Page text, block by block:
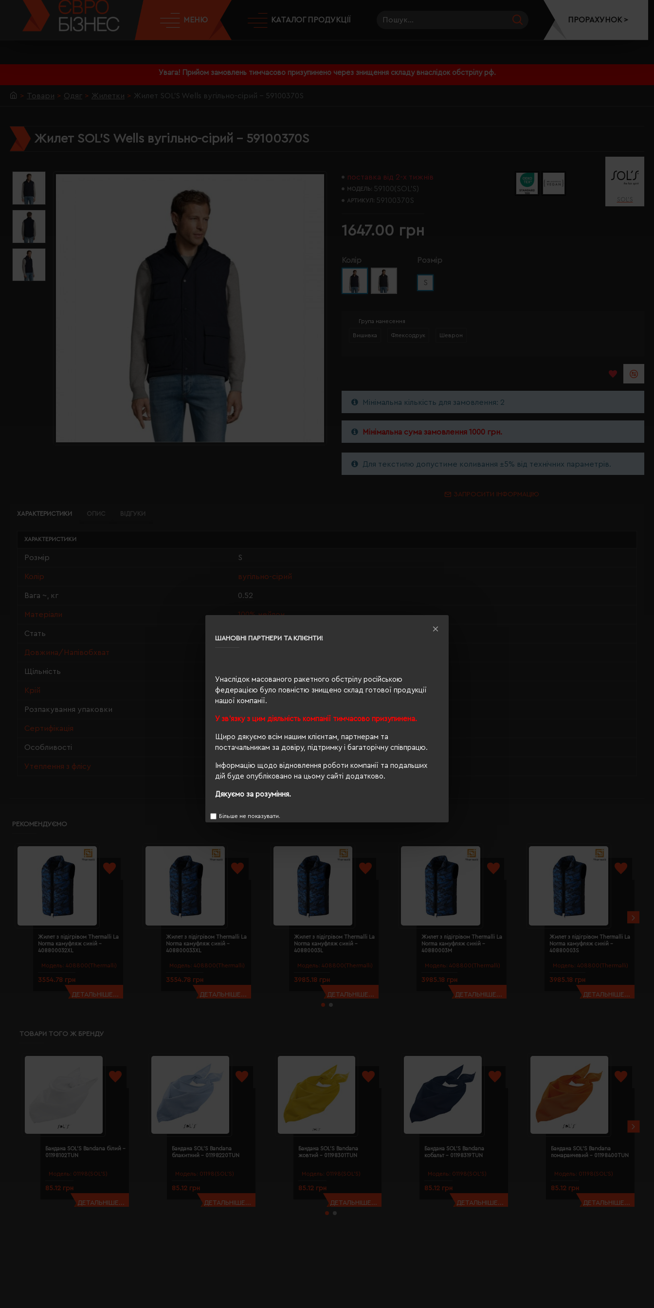
ШАНОВНІ ПАРТНЕРИ ТА КЛІЄНТИ!
Унаслідок масованого ракетного обстрілу російською
федерацією було повністю знищено склад готової продукції
нашої компанії.
У зв'язку з цим діяльність компанії тимчасово призупинена.
Щиро дякуємо всім нашим клієнтам, партнерам та
постачальникам за довіру, підтримку і багаторічну співпрацю.
Інформацію щодо відновлення роботи компанії та подальших
дій буде опубліковано на цьому сайті додатково.
Дякуємо за розуміння.
Більше не показувати.
Увага! Прийом замовлень тимчасово призупинено через знищення складу внаслідок обстрілу рф.
МЕНЮ КАТАЛОГ ПРОДУКЦІЇ ПРОРАХУНОК >
Товари Одяг Жилетки Жилет SOL'S Wells вугільно-сірий - 59100370S
Жилет SOL'S Wells вугільно-сірий - 59100370S
поставка від 2-х тижнів
МОДЕЛЬ: 59100(SOL’S)
АРТИКУЛ: 59100370S SOL’S
1647.00 грн
Колір Розмір
S
Група нанесення
Вишивка Флексодрук Шеврон
Мінімальна кількість для замовлення: 2
Мінімальна сума замовлення 1000 грн.
Для текстилю допустиме коливання ±5% від технічних параметрів.
ЗАПРОСИТИ ІНФОРМАЦІЮ
ХАРАКТЕРИСТИКИ ОПИС ВІДГУКИ
ХАРАКТЕРИСТИКИ
Розмір S
Колір вугільно-сірий
Вага ~, кг 0.52
Матеріали 100% нейлон
Стать
Довжина/Напівобхват
Щільність
Крій приталений
Розпакування упаковки
Сертифікація
Особливості водовідштовхуюча, вітрозахисна
Утеплення з флісу ні
РЕКОМЕНДУЄМО
Модель: 408800(Thermalli)
Жилет з підігрівом Thermalli La
Norma камуфляж синій -
408800032XL
3554.78 грн
ДЕТАЛЬНІШЕ...
Модель: 408800(Thermalli)
Жилет з підігрівом Thermalli La
Norma камуфляж синій -
408800033XL
3554.78 грн
ДЕТАЛЬНІШЕ...
Модель: 408800(Thermalli)
Жилет з підігрівом Thermalli La
Norma камуфляж синій -
40880003L
3985.18 грн
ДЕТАЛЬНІШЕ...
Модель: 408800(Thermalli)
Жилет з підігрівом Thermalli La
Norma камуфляж синій -
40880003M
3985.18 грн
ДЕТАЛЬНІШЕ...
Модель: 408800(Thermalli)
Жилет з підігрівом Thermalli La
Norma камуфляж синій -
40880003S
3985.18 грн
ДЕТАЛЬНІШЕ...
ТОВАРИ ТОГО Ж БРЕНДУ
Модель: 01198(SOL’S)
Бандана SOL'S Bandana білий -
01198102TUN
85.12 грн
ДЕТАЛЬНІШЕ...
Модель: 01198(SOL’S)
Бандана SOL'S Bandana
блакитний - 01198220TUN
85.12 грн
ДЕТАЛЬНІШЕ...
Модель: 01198(SOL’S)
Бандана SOL'S Bandana
жовтий - 01198301TUN
85.12 грн
ДЕТАЛЬНІШЕ...
Модель: 01198(SOL’S)
Бандана SOL'S Bandana
кобальт - 01198319TUN
85.12 грн
ДЕТАЛЬНІШЕ...
Модель: 01198(SOL’S)
Бандана SOL'S Bandana
помаранчевий - 01198400TUN
85.12 грн
ДЕТАЛЬНІШЕ...